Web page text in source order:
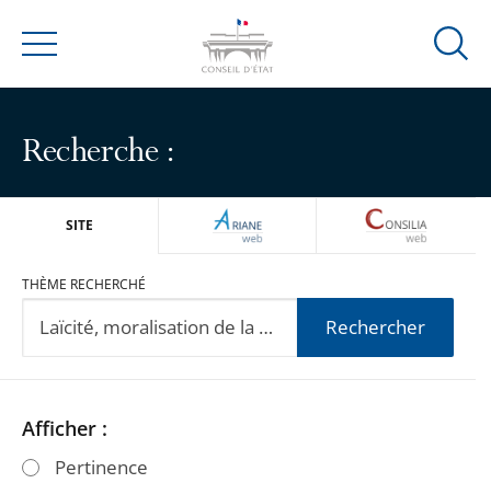
Menu
Ouvrir
Recherche :
SITE ARIANEWEB
THÈME RECHERCHÉ
Rechercher
Passer
les
Passer
les
Afficher :
Pertinence